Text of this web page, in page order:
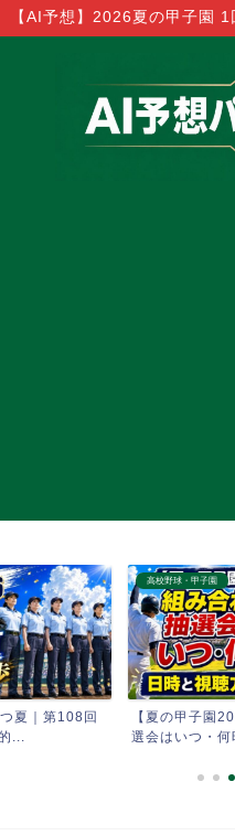
【AI予想】2026夏の甲子園
組み合わせ抽
？...
高校野球・甲子園
夏の甲子園
場校・古豪復活